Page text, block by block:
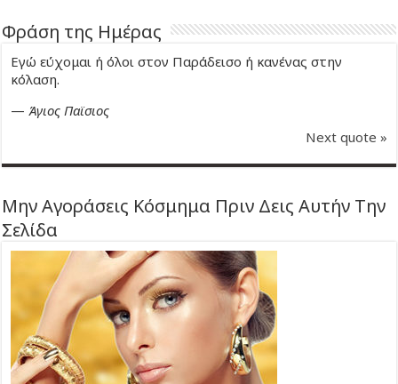
Φράση της Ημέρας
Εγώ εύχομαι ή όλοι στον Παράδεισο ή κανένας στην
κόλαση.
— Άγιος Παϊσιος
Next quote »
Μην Αγοράσεις Κόσμημα Πριν Δεις Αυτήν Την
Σελίδα